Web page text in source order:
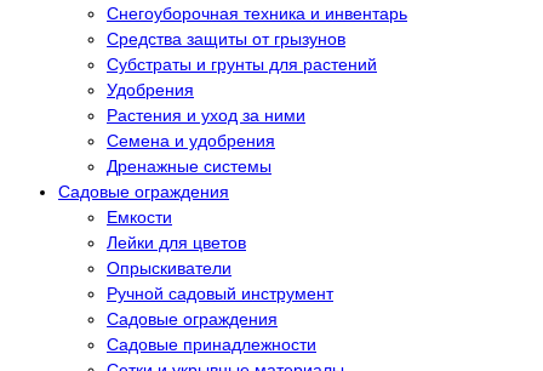
Снегоуборочная техника и инвентарь
Средства защиты от грызунов
Субстраты и грунты для растений
Удобрения
Растения и уход за ними
Семена и удобрения
Дренажные системы
Садовые ограждения
Емкости
Лейки для цветов
Опрыскиватели
Ручной садовый инструмент
Садовые ограждения
Садовые принадлежности